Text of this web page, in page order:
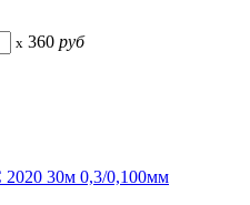
x 360 руб